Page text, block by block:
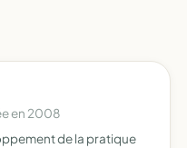
en 2008
de la pratique